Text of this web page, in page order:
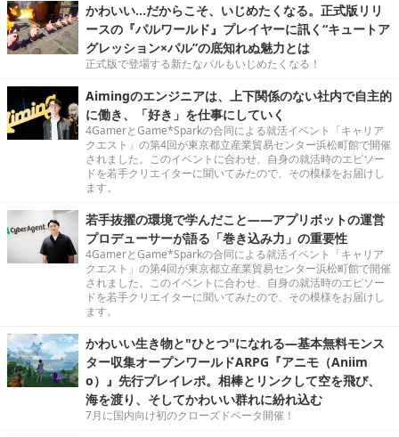
かわいい…だからこそ、いじめたくなる。正式版リリ
ースの『パルワールド』プレイヤーに訊く“キュートア
グレッション×パル”の底知れぬ魅力とは
正式版で登場する新たなパルもいじめたくなる！
Aimingのエンジニアは、上下関係のない社内で自主的
に働き、「好き」を仕事にしていく
4GamerとGame*Sparkの合同による就活イベント「キャリア
クエスト」の第4回が東京都立産業貿易センター浜松町館で開催
されました。このイベントに合わせ、自身の就活時のエピソー
ドを若手クリエイターに聞いてみたので、その模様をお届けし
ます。
若手抜擢の環境で学んだこと――アプリボットの運営
プロデューサーが語る「巻き込み力」の重要性
4GamerとGame*Sparkの合同による就活イベント「キャリア
クエスト」の第4回が東京都立産業貿易センター浜松町館で開催
されました。このイベントに合わせ、自身の就活時のエピソー
ドを若手クリエイターに聞いてみたので、その模様をお届けし
ます。
かわいい生き物と"ひとつ"になれる―基本無料モンス
ター収集オープンワールドARPG『アニモ（Aniim
o）』先行プレイレポ。相棒とリンクして空を飛び、
海を渡り、そしてかわいい群れに紛れ込む
7月に国内向け初のクローズドベータ開催！